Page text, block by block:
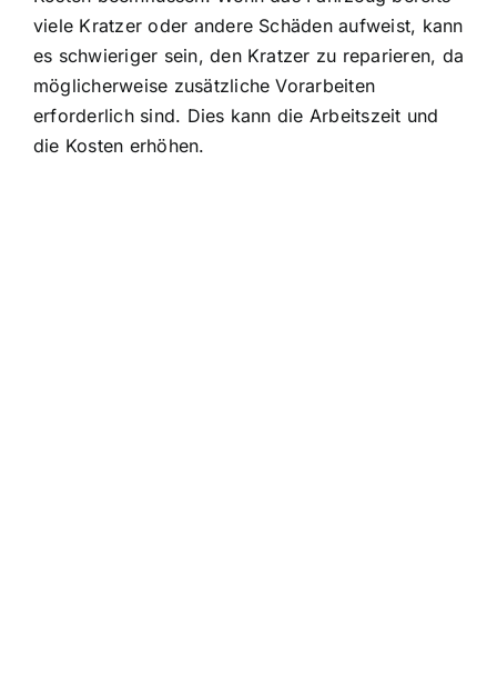
viele Kratzer oder andere Schäden aufweist, kann
es schwieriger sein, den Kratzer zu reparieren, da
möglicherweise zusätzliche Vorarbeiten
erforderlich sind. Dies kann die Arbeitszeit und
die Kosten erhöhen.